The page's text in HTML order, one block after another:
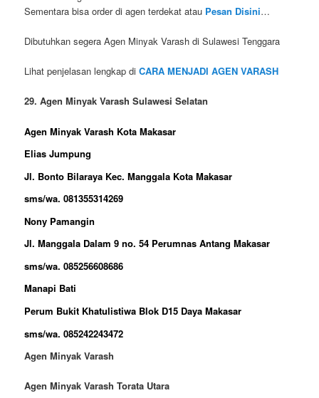
Sementara bisa order di agen terdekat atau Pesan Disini…
Dibutuhkan segera Agen Minyak Varash di Sulawesi Tenggara
Lihat penjelasan lengkap diCARA MENJADI AGEN VARASH
29. Agen Minyak Varash Sulawesi Selatan
Agen Minyak Varash Kota Makasar
Elias Jumpung
Jl. Bonto Bilaraya Kec. Manggala Kota Makasar
sms/wa. 081355314269
Nony Pamangin
Jl. Manggala Dalam 9 no. 54 Perumnas Antang Makasar
sms/wa. 085256608686
Manapi Bati
Perum Bukit Khatulistiwa Blok D15 Daya Makasar
sms/wa. 085242243472
Agen Minyak Varash
Agen Minyak Varash Torata Utara